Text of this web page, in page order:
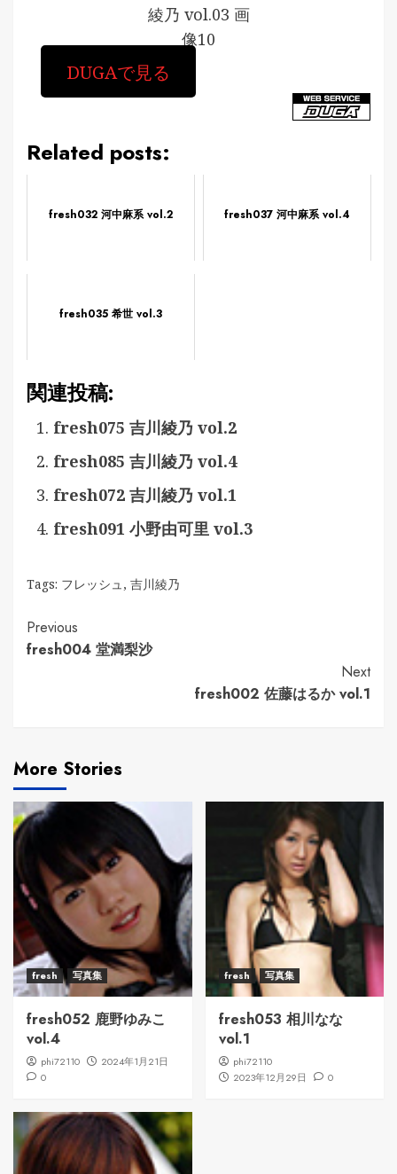
綾乃 vol.03 画
像10
DUGAで見る
Related posts:
fresh032 河中麻系 vol.2 fresh037 河中麻系 vol.4
fresh035 希世 vol.3
関連投稿:
fresh075 吉川綾乃 vol.2
fresh085 吉川綾乃 vol.4
fresh072 吉川綾乃 vol.1
fresh091 小野由可里 vol.3
Tags: フレッシュ, 吉川綾乃
Continue
Reading
Previous
fresh004 堂満梨沙
Next
fresh002 佐藤はるか vol.1
More Stories
fresh 写真集
fresh052 鹿野ゆみこ
vol.4
phi72110
2024年1月21日
0
fresh 写真集
fresh053 相川なな
vol.1
phi72110
2023年12月29日
0